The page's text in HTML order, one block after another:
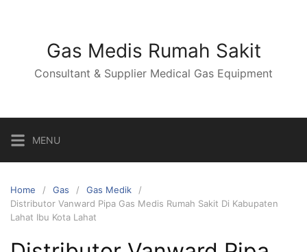
Gas Medis Rumah Sakit
Consultant & Supplier Medical Gas Equipment
MENU
Home Gas
Gas Medik
Distributor Vanward Pipa Gas Medis Rumah Sakit Di Kabupaten
Lahat Ibu Kota Lahat